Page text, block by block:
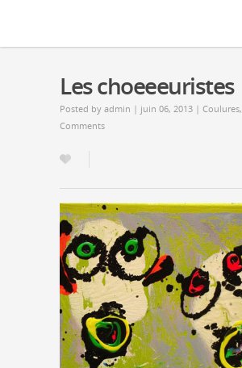
Les choeeeuristes
Posted by admin | juin 06, 2013 | Coulures,
Comments